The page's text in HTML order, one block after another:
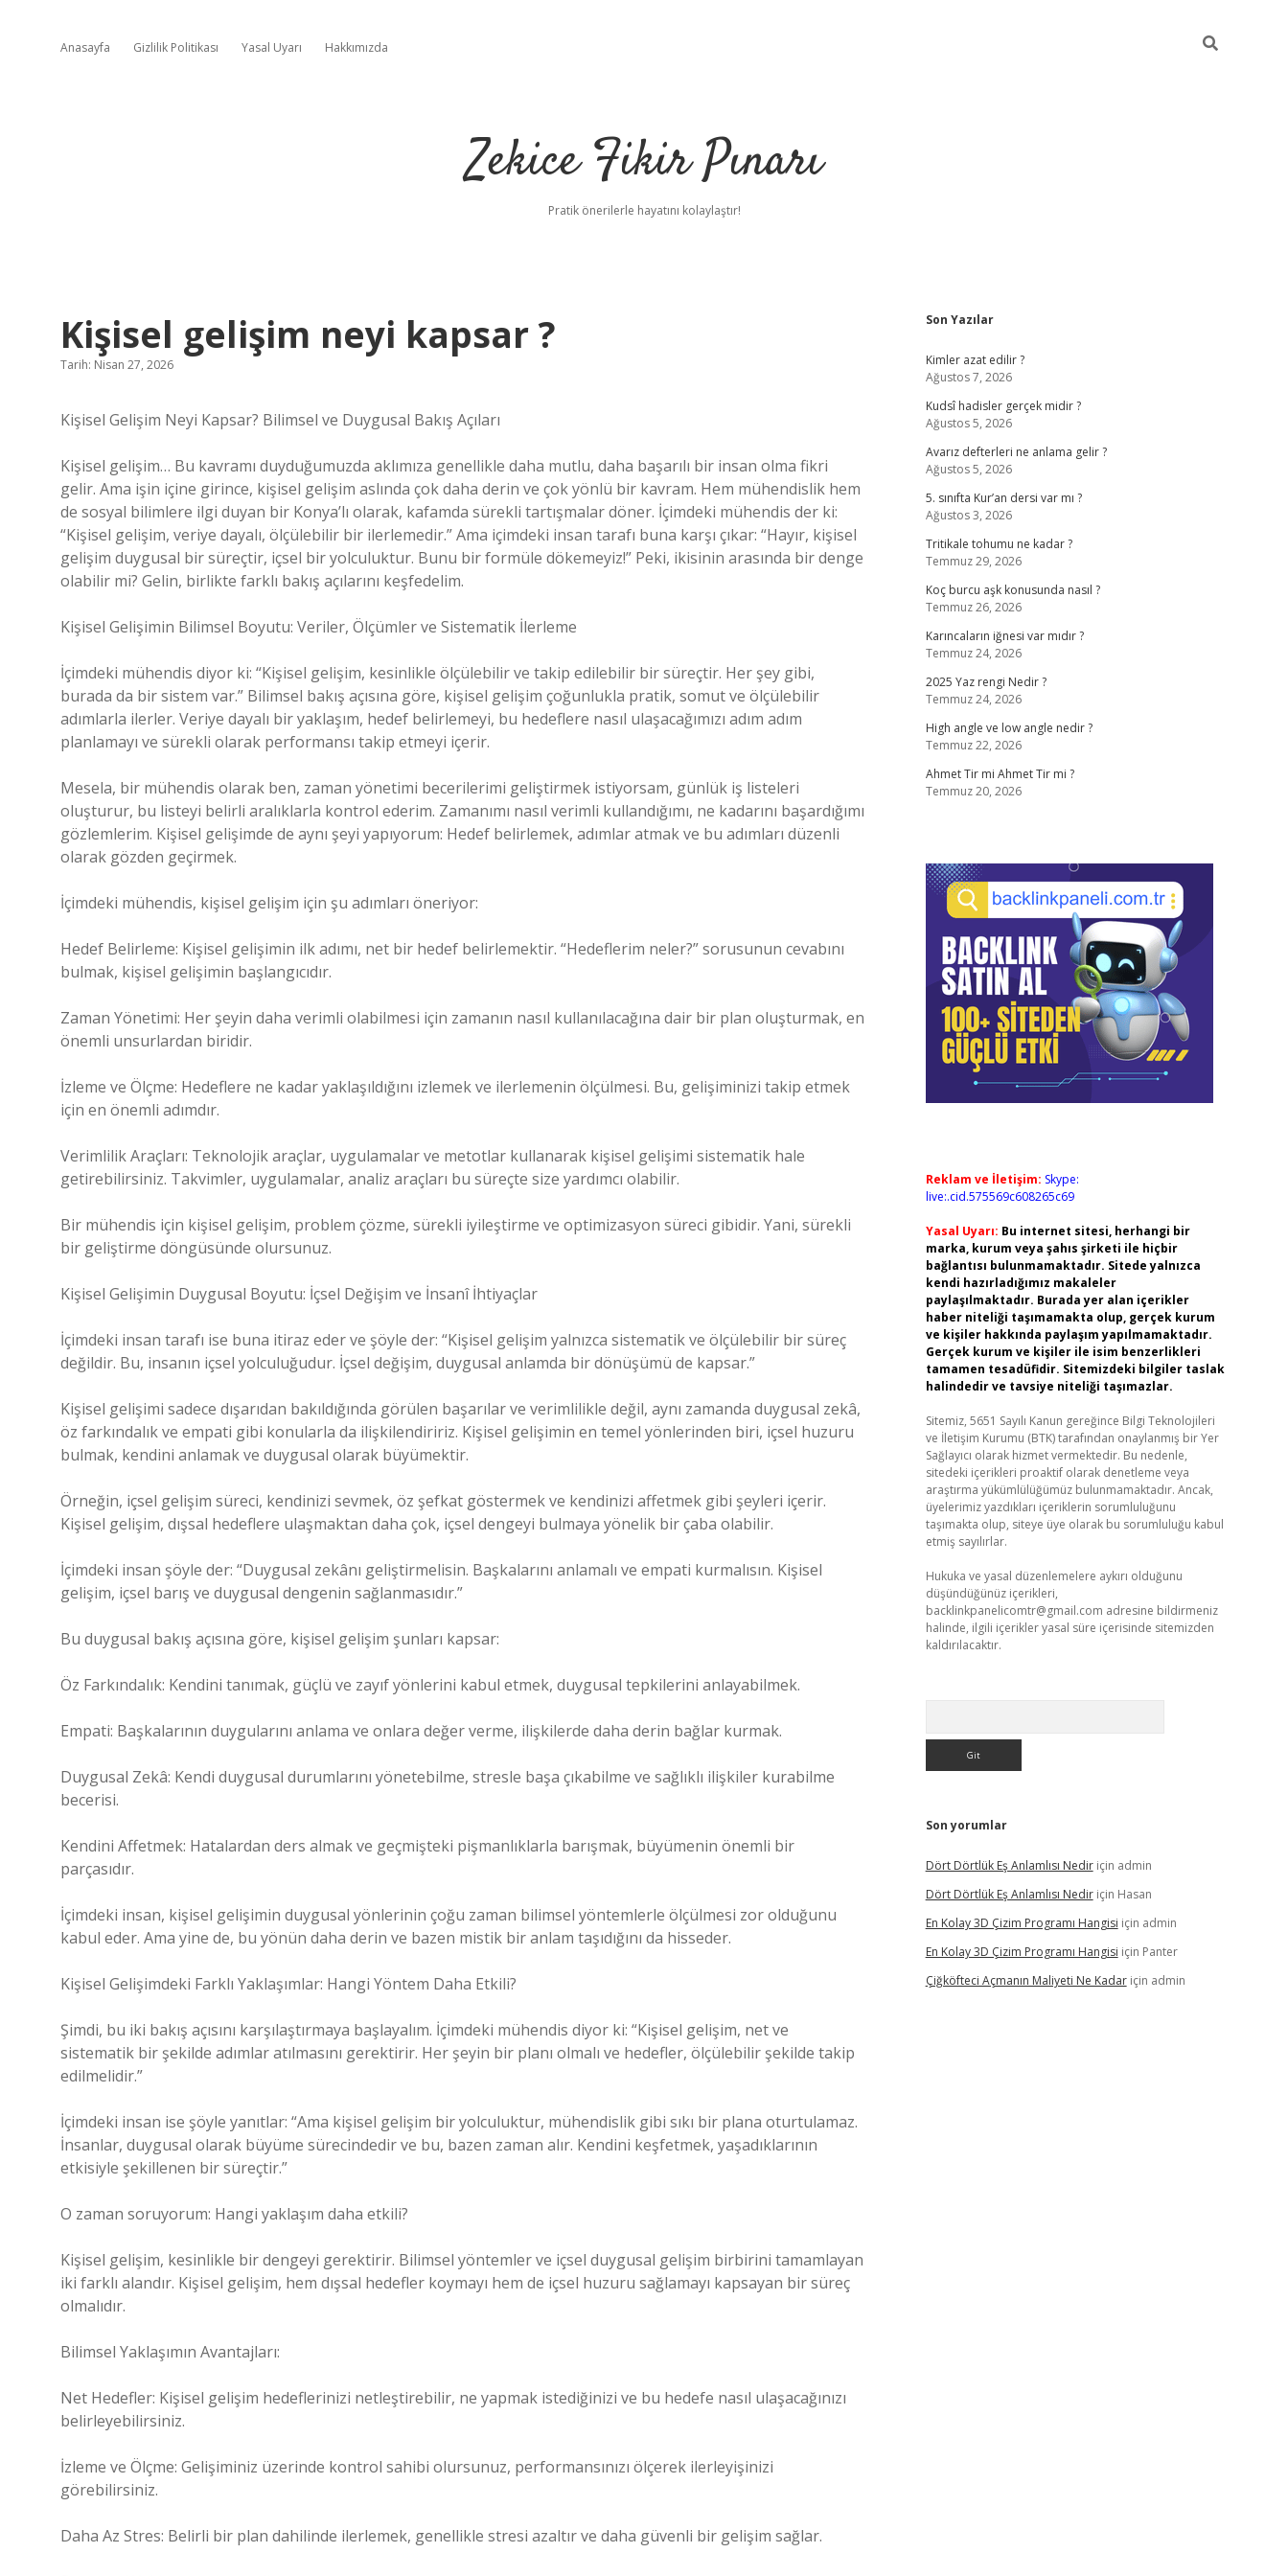
Anasayfa Gizlilik Politikası Yasal Uyarı Hakkımızda
Zekice Fikir Pınarı
Pratik önerilerle hayatını kolaylaştır!
Kişisel gelişim neyi kapsar ?
Tarih: Nisan 27, 2026
Kişisel Gelişim Neyi Kapsar? Bilimsel ve Duygusal Bakış Açıları
Kişisel gelişim… Bu kavramı duyduğumuzda aklımıza genellikle daha mutlu, daha başarılı bir insan olma fikri
gelir. Ama işin içine girince, kişisel gelişim aslında çok daha derin ve çok yönlü bir kavram. Hem mühendislik hem
de sosyal bilimlere ilgi duyan bir Konya’lı olarak, kafamda sürekli tartışmalar döner. İçimdeki mühendis der ki:
“Kişisel gelişim, veriye dayalı, ölçülebilir bir ilerlemedir.” Ama içimdeki insan tarafı buna karşı çıkar: “Hayır, kişisel
gelişim duygusal bir süreçtir, içsel bir yolculuktur. Bunu bir formüle dökemeyiz!” Peki, ikisinin arasında bir denge
olabilir mi? Gelin, birlikte farklı bakış açılarını keşfedelim.
Kişisel Gelişimin Bilimsel Boyutu: Veriler, Ölçümler ve Sistematik İlerleme
İçimdeki mühendis diyor ki: “Kişisel gelişim, kesinlikle ölçülebilir ve takip edilebilir bir süreçtir. Her şey gibi,
burada da bir sistem var.” Bilimsel bakış açısına göre, kişisel gelişim çoğunlukla pratik, somut ve ölçülebilir
adımlarla ilerler. Veriye dayalı bir yaklaşım, hedef belirlemeyi, bu hedeflere nasıl ulaşacağımızı adım adım
planlamayı ve sürekli olarak performansı takip etmeyi içerir.
Mesela, bir mühendis olarak ben, zaman yönetimi becerilerimi geliştirmek istiyorsam, günlük iş listeleri
oluşturur, bu listeyi belirli aralıklarla kontrol ederim. Zamanımı nasıl verimli kullandığımı, ne kadarını başardığımı
gözlemlerim. Kişisel gelişimde de aynı şeyi yapıyorum: Hedef belirlemek, adımlar atmak ve bu adımları düzenli
olarak gözden geçirmek.
İçimdeki mühendis, kişisel gelişim için şu adımları öneriyor:
Hedef Belirleme: Kişisel gelişimin ilk adımı, net bir hedef belirlemektir. “Hedeflerim neler?” sorusunun cevabını
bulmak, kişisel gelişimin başlangıcıdır.
Zaman Yönetimi: Her şeyin daha verimli olabilmesi için zamanın nasıl kullanılacağına dair bir plan oluşturmak, en
önemli unsurlardan biridir.
İzleme ve Ölçme: Hedeflere ne kadar yaklaşıldığını izlemek ve ilerlemenin ölçülmesi. Bu, gelişiminizi takip etmek
için en önemli adımdır.
Verimlilik Araçları: Teknolojik araçlar, uygulamalar ve metotlar kullanarak kişisel gelişimi sistematik hale
getirebilirsiniz. Takvimler, uygulamalar, analiz araçları bu süreçte size yardımcı olabilir.
Bir mühendis için kişisel gelişim, problem çözme, sürekli iyileştirme ve optimizasyon süreci gibidir. Yani, sürekli
bir geliştirme döngüsünde olursunuz.
Kişisel Gelişimin Duygusal Boyutu: İçsel Değişim ve İnsanî İhtiyaçlar
İçimdeki insan tarafı ise buna itiraz eder ve şöyle der: “Kişisel gelişim yalnızca sistematik ve ölçülebilir bir süreç
değildir. Bu, insanın içsel yolculuğudur. İçsel değişim, duygusal anlamda bir dönüşümü de kapsar.”
Kişisel gelişimi sadece dışarıdan bakıldığında görülen başarılar ve verimlilikle değil, aynı zamanda duygusal zekâ,
öz farkındalık ve empati gibi konularla da ilişkilendiririz. Kişisel gelişimin en temel yönlerinden biri, içsel huzuru
bulmak, kendini anlamak ve duygusal olarak büyümektir.
Örneğin, içsel gelişim süreci, kendinizi sevmek, öz şefkat göstermek ve kendinizi affetmek gibi şeyleri içerir.
Kişisel gelişim, dışsal hedeflere ulaşmaktan daha çok, içsel dengeyi bulmaya yönelik bir çaba olabilir.
İçimdeki insan şöyle der: “Duygusal zekânı geliştirmelisin. Başkalarını anlamalı ve empati kurmalısın. Kişisel
gelişim, içsel barış ve duygusal dengenin sağlanmasıdır.”
Bu duygusal bakış açısına göre, kişisel gelişim şunları kapsar:
Öz Farkındalık: Kendini tanımak, güçlü ve zayıf yönlerini kabul etmek, duygusal tepkilerini anlayabilmek.
Empati: Başkalarının duygularını anlama ve onlara değer verme, ilişkilerde daha derin bağlar kurmak.
Duygusal Zekâ: Kendi duygusal durumlarını yönetebilme, stresle başa çıkabilme ve sağlıklı ilişkiler kurabilme
becerisi.
Kendini Affetmek: Hatalardan ders almak ve geçmişteki pişmanlıklarla barışmak, büyümenin önemli bir
parçasıdır.
İçimdeki insan, kişisel gelişimin duygusal yönlerinin çoğu zaman bilimsel yöntemlerle ölçülmesi zor olduğunu
kabul eder. Ama yine de, bu yönün daha derin ve bazen mistik bir anlam taşıdığını da hisseder.
Kişisel Gelişimdeki Farklı Yaklaşımlar: Hangi Yöntem Daha Etkili?
Şimdi, bu iki bakış açısını karşılaştırmaya başlayalım. İçimdeki mühendis diyor ki: “Kişisel gelişim, net ve
sistematik bir şekilde adımlar atılmasını gerektirir. Her şeyin bir planı olmalı ve hedefler, ölçülebilir şekilde takip
edilmelidir.”
İçimdeki insan ise şöyle yanıtlar: “Ama kişisel gelişim bir yolculuktur, mühendislik gibi sıkı bir plana oturtulamaz.
İnsanlar, duygusal olarak büyüme sürecindedir ve bu, bazen zaman alır. Kendini keşfetmek, yaşadıklarının
etkisiyle şekillenen bir süreçtir.”
O zaman soruyorum: Hangi yaklaşım daha etkili?
Kişisel gelişim, kesinlikle bir dengeyi gerektirir. Bilimsel yöntemler ve içsel duygusal gelişim birbirini tamamlayan
iki farklı alandır. Kişisel gelişim, hem dışsal hedefler koymayı hem de içsel huzuru sağlamayı kapsayan bir süreç
olmalıdır.
Bilimsel Yaklaşımın Avantajları:
Net Hedefler: Kişisel gelişim hedeflerinizi netleştirebilir, ne yapmak istediğinizi ve bu hedefe nasıl ulaşacağınızı
belirleyebilirsiniz.
İzleme ve Ölçme: Gelişiminiz üzerinde kontrol sahibi olursunuz, performansınızı ölçerek ilerleyişinizi
görebilirsiniz.
Daha Az Stres: Belirli bir plan dahilinde ilerlemek, genellikle stresi azaltır ve daha güvenli bir gelişim sağlar.
Sidebar
Son Yazılar
Kimler azat edilir ?
Ağustos 7, 2026
Kudsî hadisler gerçek midir ?
Ağustos 5, 2026
Avarız defterleri ne anlama gelir ?
Ağustos 5, 2026
5. sınıfta Kur’an dersi var mı ?
Ağustos 3, 2026
Tritikale tohumu ne kadar ?
Temmuz 29, 2026
Koç burcu aşk konusunda nasıl ?
Temmuz 26, 2026
Karıncaların iğnesi var mıdır ?
Temmuz 24, 2026
2025 Yaz rengi Nedir ?
Temmuz 24, 2026
High angle ve low angle nedir ?
Temmuz 22, 2026
Ahmet Tir mi Ahmet Tir mi ?
Temmuz 20, 2026
Reklam ve İletişim: Skype:
live:.cid.575569c608265c69
Yasal Uyarı: Bu internet sitesi, herhangi bir
marka, kurum veya şahıs şirketi ile hiçbir
bağlantısı bulunmamaktadır. Sitede yalnızca
kendi hazırladığımız makaleler
paylaşılmaktadır. Burada yer alan içerikler
haber niteliği taşımamakta olup, gerçek kurum
ve kişiler hakkında paylaşım yapılmamaktadır.
Gerçek kurum ve kişiler ile isim benzerlikleri
tamamen tesadüfidir. Sitemizdeki bilgiler taslak
halindedir ve tavsiye niteliği taşımazlar.
Sitemiz, 5651 Sayılı Kanun gereğince Bilgi Teknolojileri
ve İletişim Kurumu (BTK) tarafından onaylanmış bir Yer
Sağlayıcı olarak hizmet vermektedir. Bu nedenle,
sitedeki içerikleri proaktif olarak denetleme veya
araştırma yükümlülüğümüz bulunmamaktadır. Ancak,
üyelerimiz yazdıkları içeriklerin sorumluluğunu
taşımakta olup, siteye üye olarak bu sorumluluğu kabul
etmiş sayılırlar.
Hukuka ve yasal düzenlemelere aykırı olduğunu
düşündüğünüz içerikleri,
backlinkpanelicomtr@gmail.com adresine bildirmeniz
halinde, ilgili içerikler yasal süre içerisinde sitemizden
kaldırılacaktır.
Son yorumlar
Dört Dörtlük Eş Anlamlısı Nediriçin admin
Dört Dörtlük Eş Anlamlısı Nediriçin Hasan
En Kolay 3D Çizim Programı Hangisi için admin
En Kolay 3D Çizim Programı Hangisi için Panter
Çiğköfteci Açmanın Maliyeti Ne Kadariçin admin